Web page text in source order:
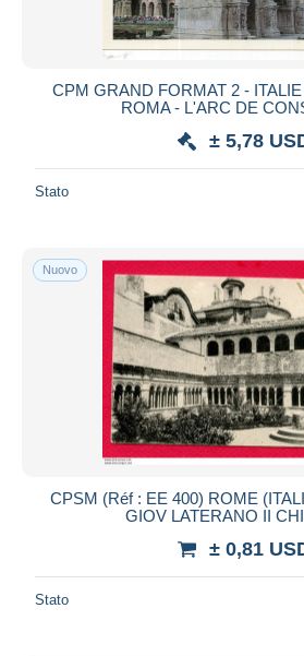
CPM GRAND FORMAT 2 -
ROMA - L'ARC DE
± 5,78
Stato
Nuovo
CPSM (Réf : EE 400) ROME
GIOV LATERANO II
± 0,81
Stato